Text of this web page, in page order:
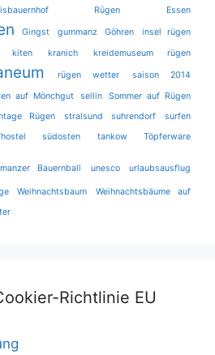
Rügen Essen
Gingst gummanz Göhren
insel rügen
kiten kranich kreidemuseum rügen
rügen wetter
saison 2014
auf Mönchgut sellin
Sommer auf Rügen
Rügen stralsund suhrendorf
surfen
südosten tankow Töpferware
Bauernball unesco urlaubsausflug
Weihnachtsbaum
Weihnachtsbäume auf
Richtlinie EU